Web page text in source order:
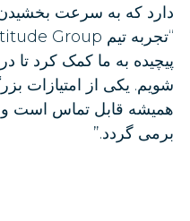
دارد که به سرعت
پیچیده به ما کمک کرد تا
شویم. یکی از امتیازات
همیشه قابل تماس است و
برمی گردد.”